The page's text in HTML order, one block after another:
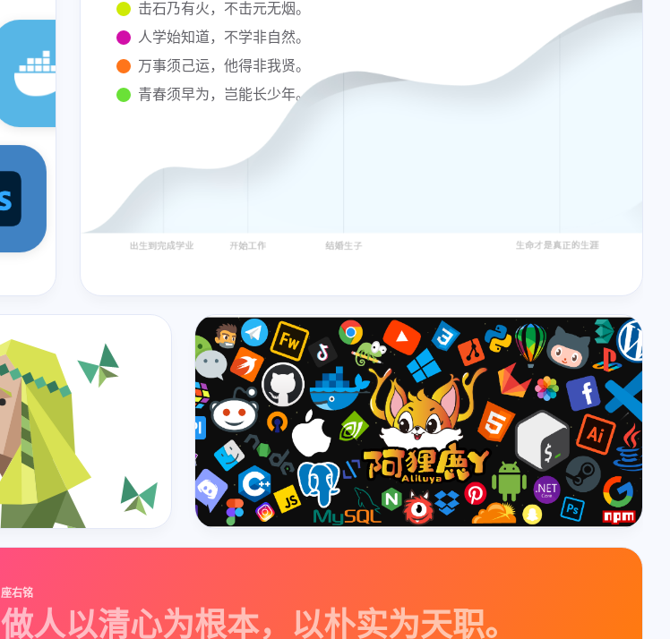
击石乃有火，不击元无烟。
人学始知道，不学非自然。
万事须己运，他得非我贤。
青春须早为，岂能长少年。
座右铭
做人以清心为根本，以朴实为天职。